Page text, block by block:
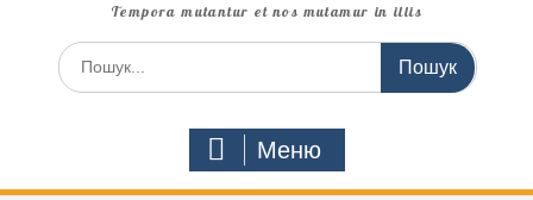
Tempora mutantur et nos mutamur in illis
Шукати:
Меню